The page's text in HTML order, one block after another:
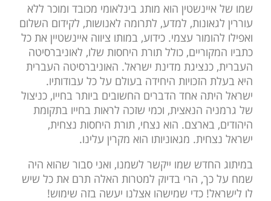
שמו של איינשטין הוא מותג בינלאומי מכובד ומוכר ללא
עוררין לגאונות, למדע, לתרומה לאנושות, לקידום השלום
ואפילו להומור עצמי. כידוע, במותו ציווה איינשטיין את כל
כתביו המקוריים, כולל תורת היחסות שלו, לאוניברסיטה
העברית, כנציגת מדינת ישראל. האוניברסיטה העברית
היא בעלת הזכויות היחידה בעולם על כל עבודותיו.
ישראל היתה אחד הדברים החשובים ביותר בחייו, כניצול
של גרמניה הנאצית, וכמי שזכה לראות בחייו בתקומת
היהודים, בארצם. הוא נצחי, תורת היחסות נצחית,
ישראל נצחית. מגאוניותו הוא מקרין עלינו.
במיתוג החדש שמו ייקשר לשמנו, ואני סבור שהוא היה
שמח על כך, הרי בדיוק למטרות האלה תרם את כל שיש
לו לישראל! כדי שמישהו אצלנו יעשה בזה שימוש!